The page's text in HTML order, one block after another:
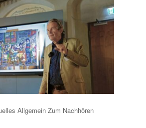
Allgemein Zum Nachhören